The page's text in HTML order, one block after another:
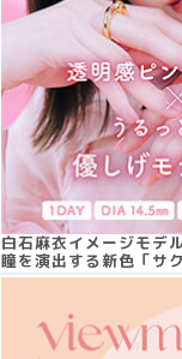
白石麻衣イメージモデ
瞳を演出する新色「サ